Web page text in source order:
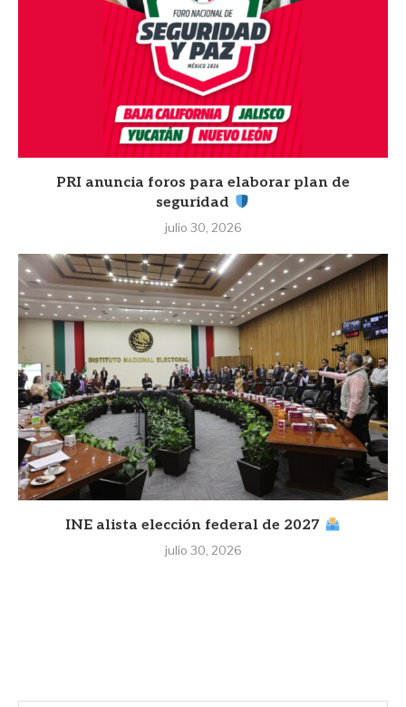
PRI anuncia foros para elaborar plan de
seguridad
julio 30, 2026
INE alista elección federal de 2027
julio 30, 2026